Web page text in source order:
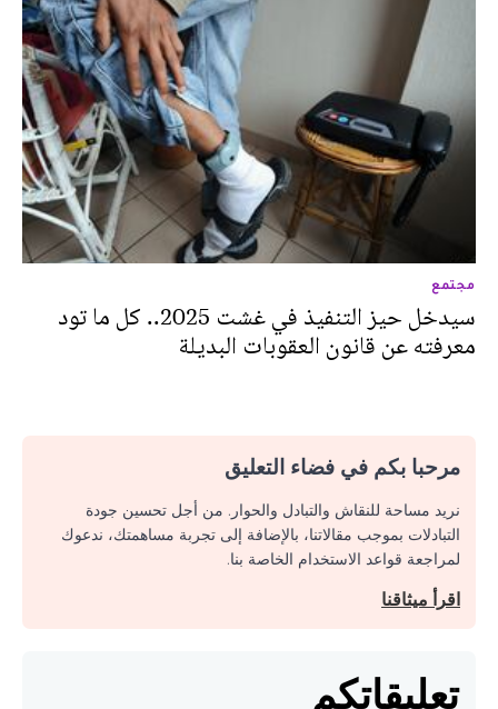
مجتمع
سيدخل حيز التنفيذ في غشت 2025.. كل ما تود
معرفته عن قانون العقوبات البديلة
مرحبا بكم في فضاء التعليق
نريد مساحة للنقاش والتبادل والحوار. من أجل تحسين جودة
التبادلات بموجب مقالاتنا، بالإضافة إلى تجربة مساهمتك، ندعوك
لمراجعة قواعد الاستخدام الخاصة بنا.
اقرأ ميثاقنا
تعليقاتكم